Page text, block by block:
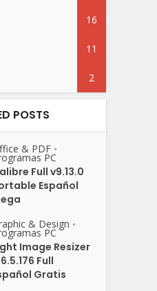
16
11
2
POSTS
& PDF •
PC
Full v9.13.0
Español
& Design •
PC
Image Resizer
Full
Gratis